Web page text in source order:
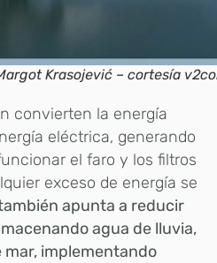
Krasojević – cortesía
convierten la energía
eléctrica, generando
el faro y los filtros
exceso de energía se
apunta a reducir
agua de lluvia,
mar, implementando